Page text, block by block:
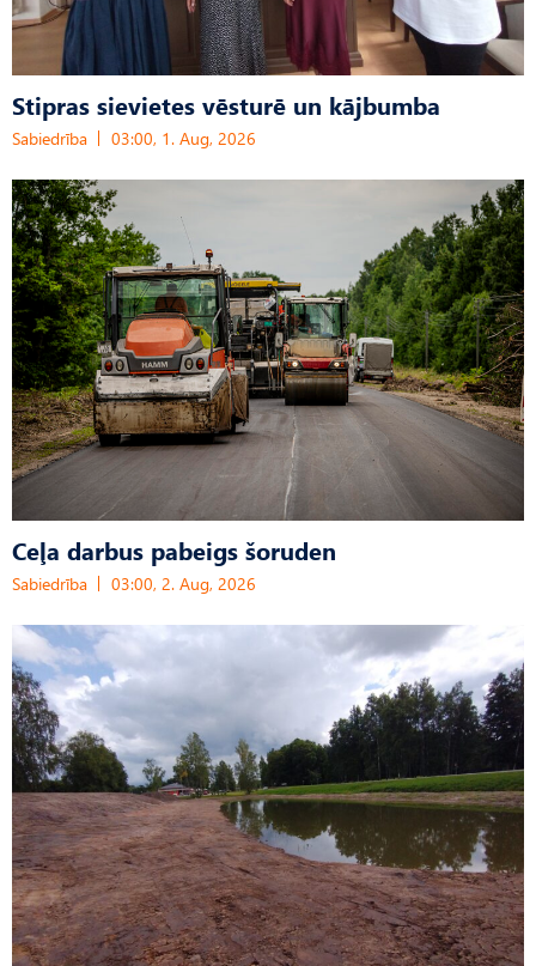
Stipras sievietes vēsturē un kājbumba
Sabiedrība 03:00, 1. Aug, 2026
Ceļa darbus pabeigs šoruden
Sabiedrība 03:00, 2. Aug, 2026